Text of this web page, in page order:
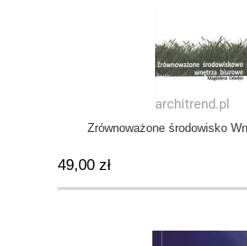
Zrównoważone środowisko
49,00 zł